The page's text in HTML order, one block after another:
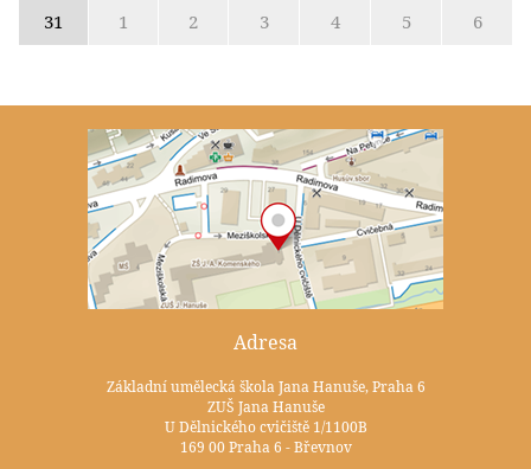
31
1 2 3 4 5 6
Adresa
Základní umělecká škola Jana Hanuše, Praha 6
ZUŠ Jana Hanuše
U Dělnického cvičiště 1/1100B
169 00 Praha 6 - Břevnov